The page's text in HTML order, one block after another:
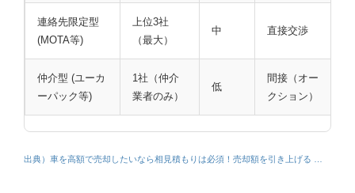
連絡先限定型
(MOTA等)
上位3社
（最大）
中 直接交渉
仲介型 (ユーカ
ーパック等)
1社（仲介
業者のみ）
低
間接（オー
クション）
出典）車を高額で売却したいなら相見積もりは必須！売却額を引き上げる …